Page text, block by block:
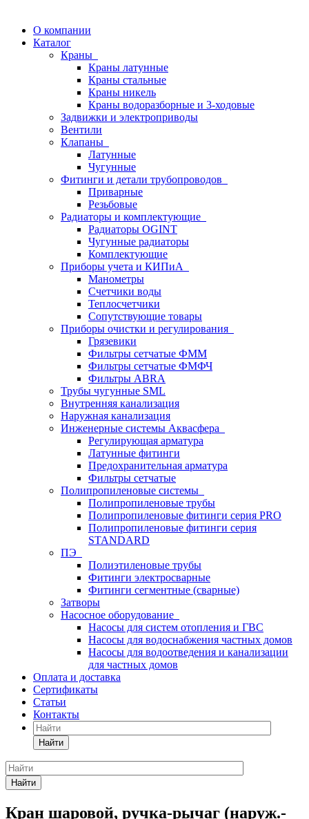
О компании
Каталог
Краны
Краны латунные
Краны стальные
Краны никель
Краны водоразборные и 3-ходовые
Задвижки и электроприводы
Вентили
Клапаны
Латунные
Чугунные
Фитинги и детали трубопроводов
Приварные
Резьбовые
Радиаторы и комплектующие
Радиаторы OGINT
Чугунные радиаторы
Комплектующие
Приборы учета и КИПиА
Манометры
Счетчики воды
Теплосчетчики
Сопутствующие товары
Приборы очистки и регулирования
Грязевики
Фильтры сетчатые ФММ
Фильтры сетчатые ФМФЧ
Фильтры ABRA
Трубы чугунные SML
Внутренняя канализация
Наружная канализация
Инженерные системы Аквасфера
Регулирующая арматура
Латунные фитинги
Предохранительная арматура
Фильтры сетчатые
Полипропиленовые системы
Полипропиленовые трубы
Полипропиленовые фитинги серия PRO
Полипропиленовые фитинги серия
STANDARD
ПЭ
Полиэтиленовые трубы
Фитинги электросварные
Фитинги сегментные (сварные)
Затворы
Насосное оборудование
Насосы для систем отопления и ГВС
Насосы для водоснабжения частных домов
Насосы для водоотведения и канализации
для частных домов
Оплата и доставка
Сертификаты
Статьи
Контакты
Найти
Найти
Кран шаровой, ручка-рычаг (наруж.-